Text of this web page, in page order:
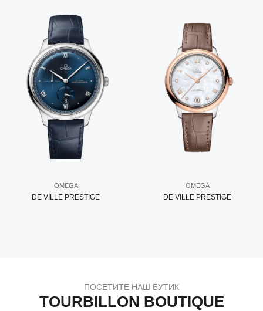
OMEGA
DE VILLE PRESTIGE
OMEGA
DE VILLE PRESTIGE
ПОСЕТИТЕ НАШ БУТИК
TOURBILLON BOUTIQUE